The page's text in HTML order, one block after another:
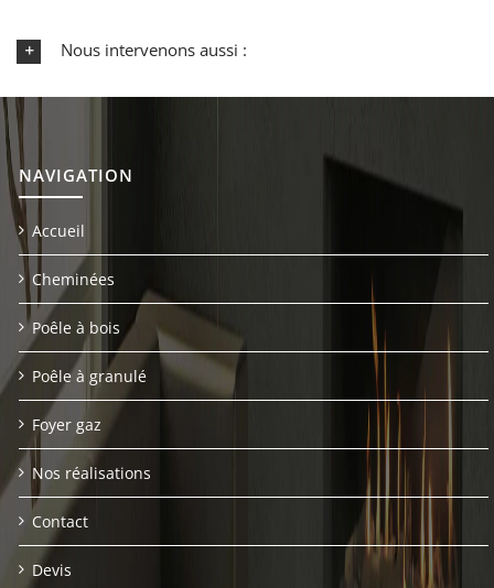
Nous intervenons aussi :
NAVIGATION
Accueil
Cheminées
Poêle à bois
Poêle à granulé
Foyer gaz
Nos réalisations
Contact
Devis